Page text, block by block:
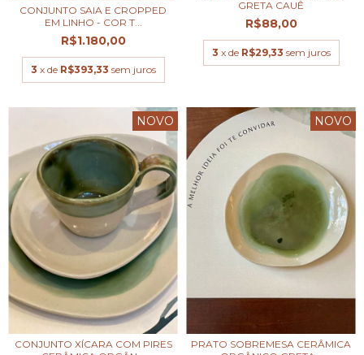
CONJUNTO SAIA E CROPPED
EM LINHO - COR T...
R$1.180,00
3 x de R$393,33 sem juros
GRETA CAUÊ
R$88,00
3 x de R$29,33 sem juros
NOVO
CONJUNTO XÍCARA COM PIRES
NOVO
PRATO SOBREMESA CERÂMICA